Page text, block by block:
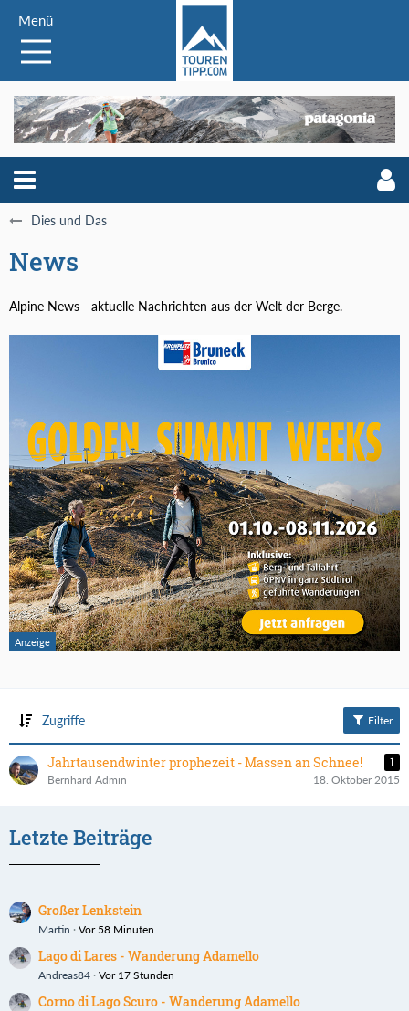
Menü
Dies und Das
News
Alpine News - aktuelle Nachrichten aus der Welt der Berge.
Zugriffe Filter
Jahrtausendwinter prophezeit - Massen an Schnee! 1
Bernhard Admin 18. Oktober 2015
Letzte Beiträge
Großer Lenkstein
Martin Vor 58 Minuten
Lago di Lares - Wanderung Adamello
Andreas84 Vor 17 Stunden
Corno di Lago Scuro - Wanderung Adamello